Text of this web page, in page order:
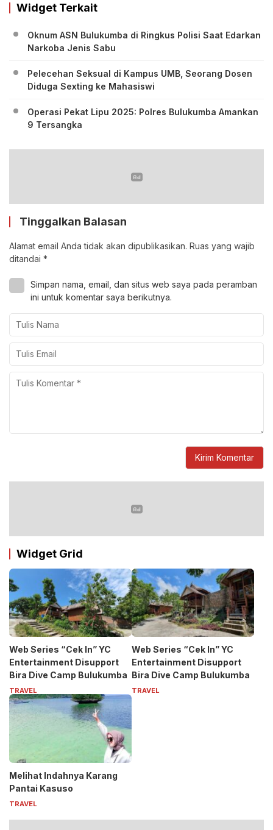
Widget Terkait
Oknum ASN Bulukumba di Ringkus Polisi Saat Edarkan
Narkoba Jenis Sabu
Pelecehan Seksual di Kampus UMB, Seorang Dosen
Diduga Sexting ke Mahasiswi
Operasi Pekat Lipu 2025: Polres Bulukumba Amankan
9 Tersangka
Tinggalkan Balasan
Alamat email Anda tidak akan dipublikasikan. Ruas yang wajib
ditandai *
Simpan nama, email, dan situs web saya pada peramban
ini untuk komentar saya berikutnya.
Widget Grid
Web Series “Cek In” YC
Entertainment Disupport
Bira Dive Camp Bulukumba
TRAVEL
Web Series “Cek In” YC
Entertainment Disupport
Bira Dive Camp Bulukumba
TRAVEL
Melihat Indahnya Karang
Pantai Kasuso
TRAVEL